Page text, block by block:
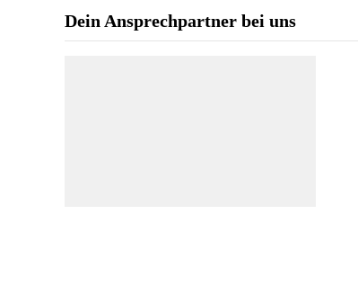
Dein Ansprechpartner bei uns